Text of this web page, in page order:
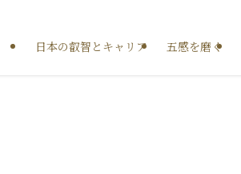
日本の叡智とキャリア 五感を磨く